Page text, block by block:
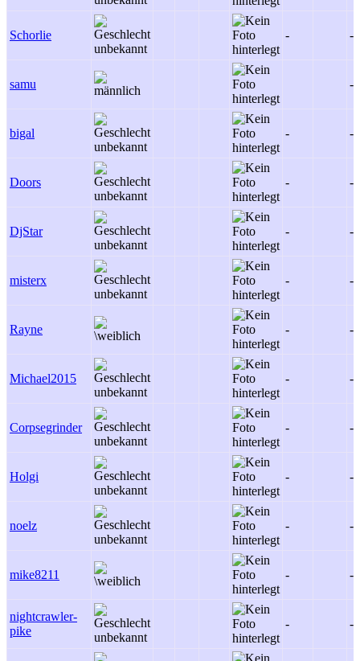
Schorlie - -
samu -
bigal - -
Doors - -
DjStar - -
misterx - -
Rayne - -
Michael2015 - -
Corpsegrinder - -
Holgi - -
noelz - -
mike8211 - -
nightcrawler-
pike
- -